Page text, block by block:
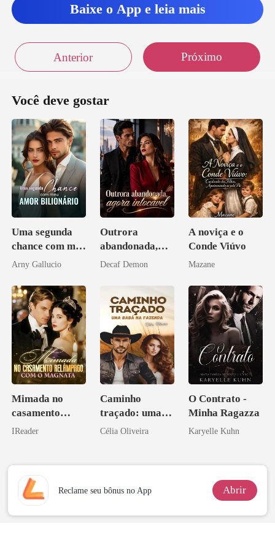
Baixe o App e leia mais
Anterior Próximo
Você deve gostar
Uma segunda
chance com meu
amor bilionário
Arny Gallucio
Outrora
abandonada,
agora intocável
Decaf Demon
A noviça e o
Conde Viúvo
Mazane
Mimada no
casamento
relâmpago com
IReader
Caminho
traçado: uma
babá na fazenda
Célia Oliveira
O Contrato -
Minha Ragazza
Karyelle Kuhn
Reclame seu bônus no App Abrir